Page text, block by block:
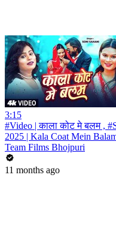
3:15
#Video | काला कोट मे बलम ,
2025 | Kala Coat Mein
Team Films Bhojpuri
11 months ago